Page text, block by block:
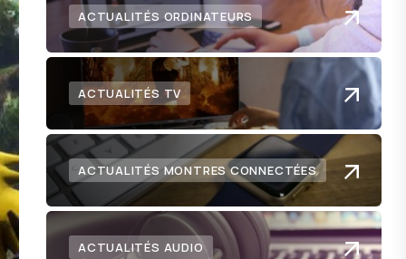
ACTUALITÉS ORDINATEURS
ACTUALITÉS TV
ACTUALITÉS MONTRES CONNECTÉES
ACTUALITÉS AUDIO